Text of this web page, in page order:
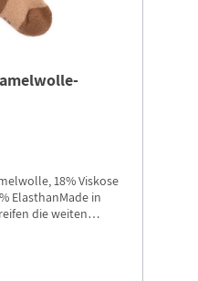
18% Viskose
ElasthanMade in
die weiten